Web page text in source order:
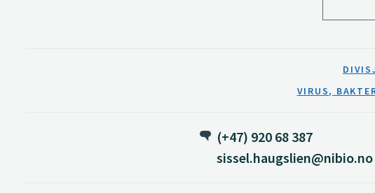
VIRUS,
(+47) 920 68 387
sissel.haugslien@nibio.no